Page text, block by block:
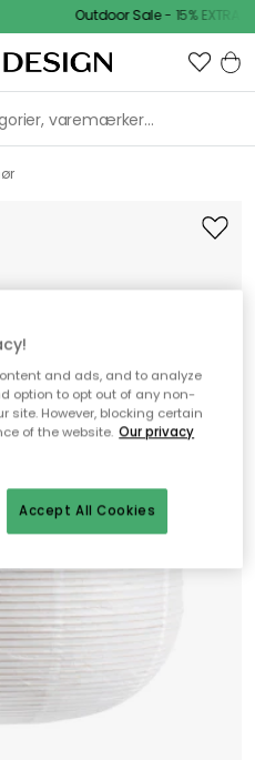
Outdoor Sale - 15% EXTRA
and ads, and to analyze
option to opt out of any non-
site. However, blocking certain
of the website. Our privacy
Accept All Cookies